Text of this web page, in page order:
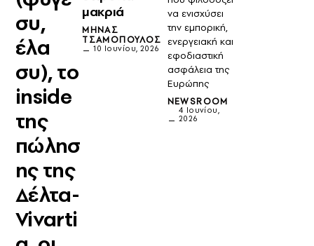
συ,
έλα
συ), το
inside
της
πώλησ
ης της
Δέλτα-
Vivarti
μακριά
ΜΗΝΆΣ
ΤΣΑΜΌΠΟΥΛΟΣ
10 Ιουνίου, 2026
να ενισχύσει
την εμπορική,
ενεργειακή και
εφοδιαστική
ασφάλεια της
Ευρώπης
NEWSROOM
4 Ιουνίου,
2026